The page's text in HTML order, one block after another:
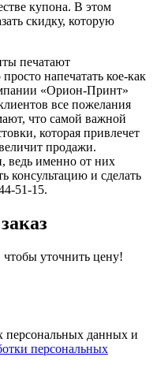
купона. В этом
скидку, которую
печатают
напечатать кое-как
«Орион-Принт»
все пожелания
что самой важной
которая привлечет
продажи.
ведь именно от них
консультацию и сделать
51-15.
чтобы уточнить цену!
персональных данных и
персональных